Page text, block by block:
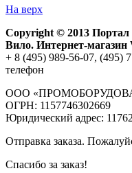
На верх
Copyright © 2013 Портал
Вило. Интернет-
+ 8 (495) 989-56-07, (495)
телефон
ООО
ОГРН: 1157746302669
Юридический адрес:
Отправка заказа.
Спасибо за заказ!